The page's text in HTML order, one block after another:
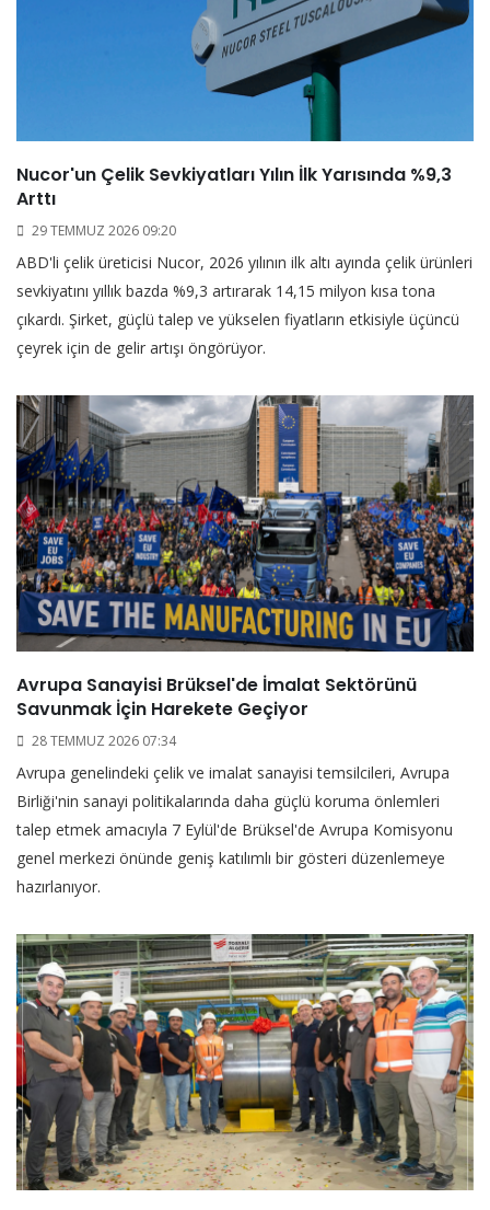
Nucor'un Çelik Sevkiyatları Yılın İlk Yarısında %9,3
Arttı
29 TEMMUZ 2026 09:20
ABD'li çelik üreticisi Nucor, 2026 yılının ilk altı ayında çelik ürünleri
sevkiyatını yıllık bazda %9,3 artırarak 14,15 milyon kısa tona
çıkardı. Şirket, güçlü talep ve yükselen fiyatların etkisiyle üçüncü
çeyrek için de gelir artışı öngörüyor.
Avrupa Sanayisi Brüksel'de İmalat Sektörünü
Savunmak İçin Harekete Geçiyor
28 TEMMUZ 2026 07:34
Avrupa genelindeki çelik ve imalat sanayisi temsilcileri, Avrupa
Birliği'nin sanayi politikalarında daha güçlü koruma önlemleri
talep etmek amacıyla 7 Eylül'de Brüksel'de Avrupa Komisyonu
genel merkezi önünde geniş katılımlı bir gösteri düzenlemeye
hazırlanıyor.